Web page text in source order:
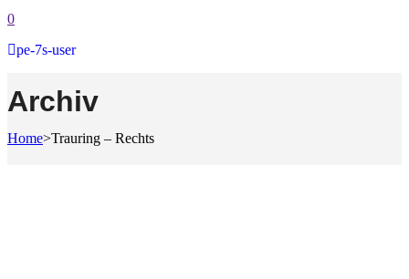
0
pe-7s-user
Archiv
Home>Trauring – Rechts